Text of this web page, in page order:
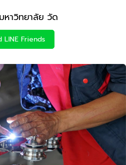
หาวิทยาลัย วัด
LINE Friends